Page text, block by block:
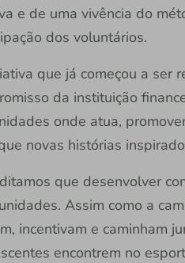
e de uma vivência do
dos voluntários.
que já começou a ser
da instituição
onde atua,
novas histórias
que desenvolver
Assim como a
incentivam e caminham
encontrem no